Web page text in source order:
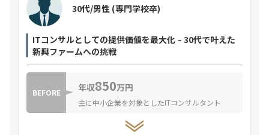
ITコンサルとしての提供価値を最大化 – 30代で叶えた
新興ファームへの挑戦
30代/男性 (専門学校卒)
BEFORE 年収850万円
主に中小企業を対象としたITコンサルタント